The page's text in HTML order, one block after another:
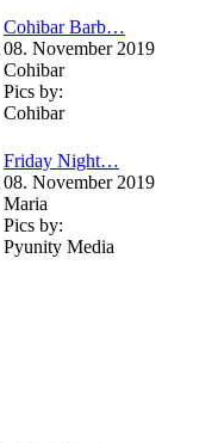
Cohibar Barb…
08. November 2019
Cohibar
Pics by:
Cohibar
Friday Night…
08. November 2019
Maria
Pics by:
Pyunity Media